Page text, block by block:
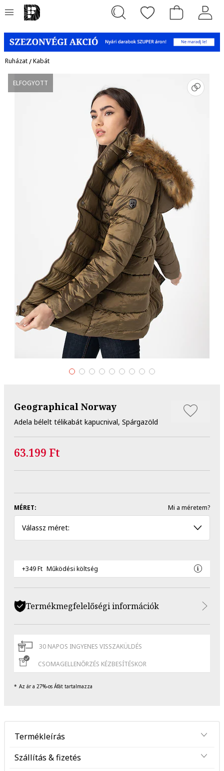
Ruházat/Kabát
ELFOGYOTT
Geographical Norway
Adela bélelt télikabát kapucnival, Spárgazöld
63.199 Ft
MÉRET: Mi a méretem?
Válassz méret:
+349 Ft Működési költség
Termékmegfelelőségi információk
30 NAPOS INGYENES VISSZAKÜLDÉS
CSOMAGELLENŐRZÉS KÉZBESÍTÉSKOR
Az ár a 27%-os Áfát tartalmazza
Termékleírás
Szállítás & fizetés